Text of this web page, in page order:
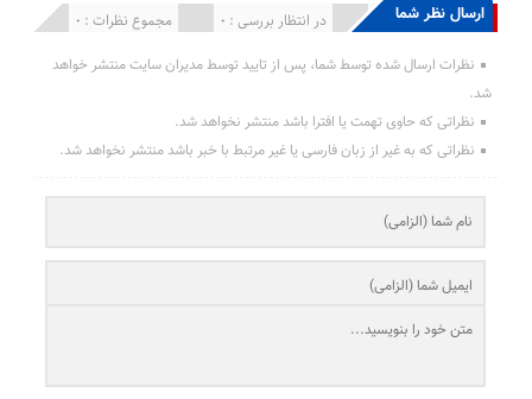
ارسال نظر شما مجموع نظرات : 0 در انتظار بررسی : 0 انتشار یافته : 0
نظرات ارسال شده توسط شما، پس از تایید توسط مدیران سایت منتشر خواهد
شد.
نظراتی که حاوی تهمت یا افترا باشد منتشر نخواهد شد.
نظراتی که به غیر از زبان فارسی یا غیر مرتبط با خبر باشد منتشر نخواهد شد.